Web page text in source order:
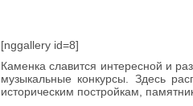
[nggallery id=8]
Каменка славится интересной и
музыкальные конкурсы. Здесь
историческим постройкам,